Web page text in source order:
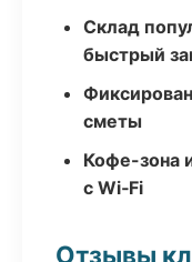
Склад
быстрый
сметы
Кофе-зона
с Wi‑Fi
Отзывы